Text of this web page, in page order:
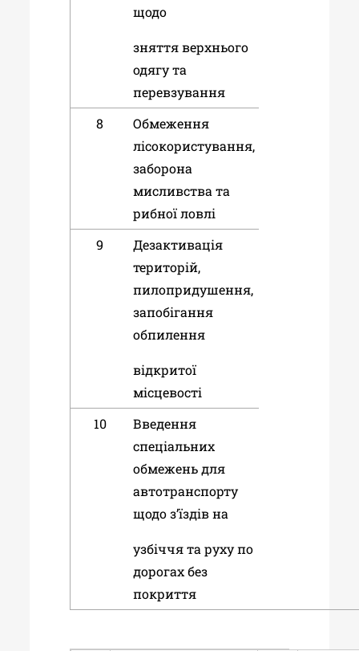
щодо
зняття верхнього
одягу та
перевзування
8
Обмеження
лісокористування,
заборона
мисливства та
рибної ловлі
9
Дезактивація
територій,
пилопридушення,
запобігання
обпилення
відкритої
місцевості
10
Введення
спеціальних
обмежень для
автотранспорту
щодо з’їздів на
узбіччя та руху по
дорогах без
покриття